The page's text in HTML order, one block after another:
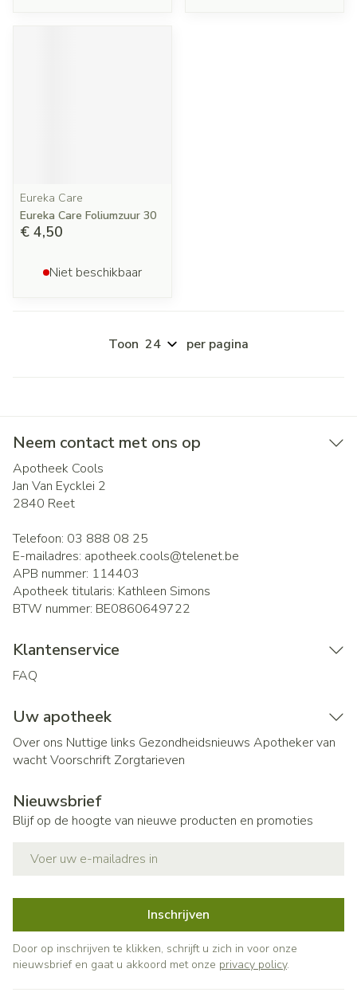
Eureka Care
Eureka Care Foliumzuur 30
€ 4,50
Niet beschikbaar
Toon per pagina
Neem contact met ons op
Apotheek Cools
Jan Van Eycklei 2
2840 Reet
Telefoon: 03 888 08 25
E-mailadres: apotheek.cools@telenet.be
APB nummer: 114403
Apotheek titularis: Kathleen Simons
BTW nummer: BE0860649722
Klantenservice
FAQ
Uw apotheek
Over ons Nuttige links Gezondheidsnieuws Apotheker van
wachtVoorschrift Zorgtarieven
Nieuwsbrief
Blijf op de hoogte van nieuwe producten en promoties
Inschrijven
Door op inschrijven te klikken, schrijft u zich in voor onze
nieuwsbrief en gaat u akkoord met onze privacy policy.